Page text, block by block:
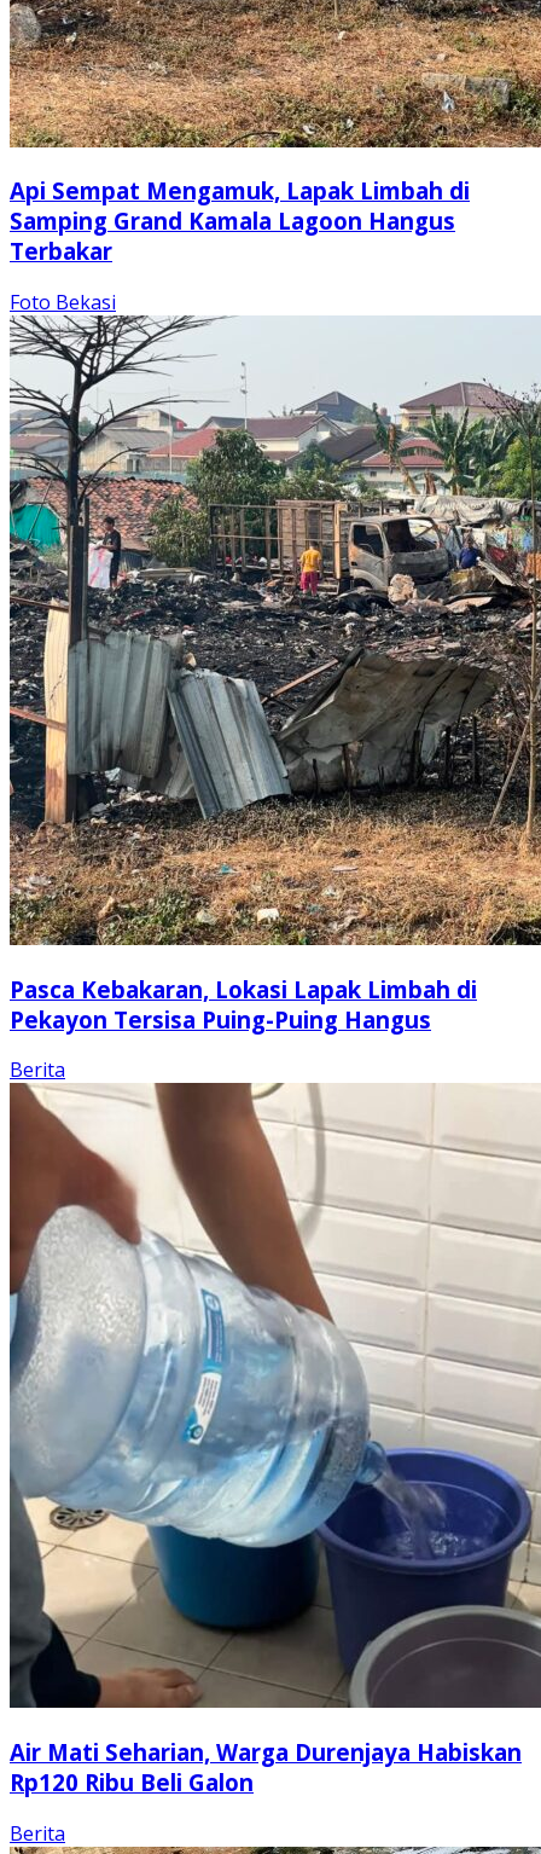
Api Sempat Mengamuk, Lapak Limbah di
Samping Grand Kamala Lagoon Hangus
Terbakar
Foto Bekasi
Pasca Kebakaran, Lokasi Lapak Limbah di
Pekayon Tersisa Puing-Puing Hangus
Berita
Air Mati Seharian, Warga Durenjaya Habiskan
Rp120 Ribu Beli Galon
Berita